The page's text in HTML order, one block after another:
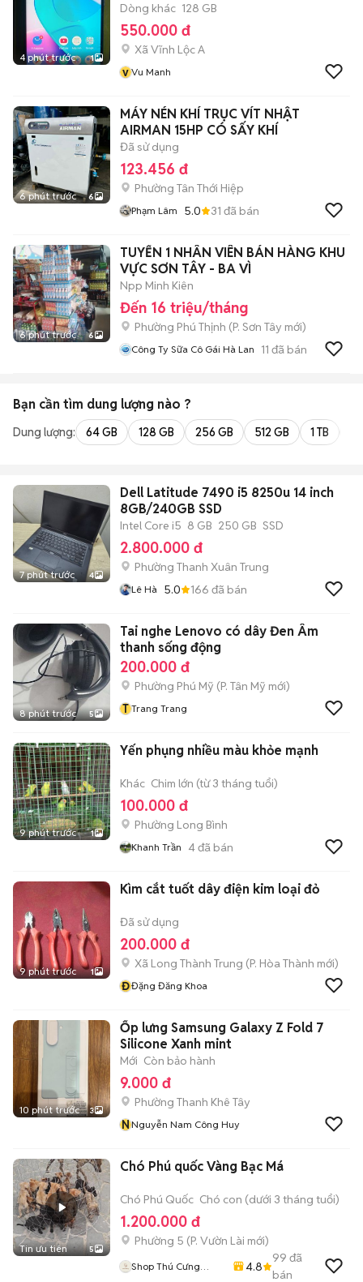
4 phút trước 1
Dòng khác 128 GB
550.000 đ
Xã Vĩnh Lộc A
v Vu Manh
6 phút trước 6
MÁY NÉN KHÍ TRỤC VÍT NHẬT
AIRMAN 15HP CÓ SẤY KHÍ
Đã sử dụng
123.456 đ
Phường Tân Thới Hiệp
Phạm Lâm 5.0 31 đã bán
6 phút trước 6
TUYỂN 1 NHÂN VIÊN BÁN HÀNG KHU
VỰC SƠN TÂY - BA VÌ
Npp Minh Kiên
Đến 16 triệu/tháng
Phường Phú Thịnh (P. Sơn Tây mới)
Công Ty Sữa Cô Gái Hà Lan 11 đã bán
Bạn cần tìm dung lượng nào ?
Dung lượng: 64 GB 128 GB 256 GB 512 GB 1 TB
7 phút trước 4
Dell Latitude 7490 i5 8250u 14 inch
8GB/240GB SSD
Intel Core i5 8 GB 250 GB SSD
2.800.000 đ
Phường Thanh Xuân Trung
Lê Hà 5.0 166 đã bán
8 phút trước 5
Tai nghe Lenovo có dây Đen Âm
thanh sống động
200.000 đ
Phường Phú Mỹ (P. Tân Mỹ mới)
T Trang Trang
9 phút trước 1
Yến phụng nhiều màu khỏe mạnh
Khác Chim lớn (từ 3 tháng tuổi)
100.000 đ
Phường Long Bình
Khanh Trần 4đã bán
9 phút trước 1
Kìm cắt tuốt dây điện kim loại đỏ
Đã sử dụng
200.000 đ
Xã Long Thành Trung (P. Hòa Thành mới)
ĐĐặng Đăng Khoa
10 phút trước 3
Ốp lưng Samsung Galaxy Z Fold 7
Silicone Xanh mint
Mới Còn bảo hành
9.000 đ
Phường Thanh Khê Tây
NNguyễn Nam Công Huy
Tin ưu tiên 5
Chó Phú quốc Vàng Bạc Má
Chó Phú Quốc Chó con (dưới 3 tháng tuổi)
1.200.000 đ
Phường 5 (P. Vườn Lài mới)
Shop Thú Cưng
4.8
99 đã
bán